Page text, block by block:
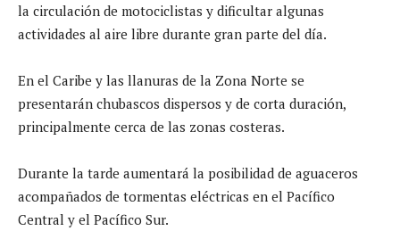
la circulación de motociclistas y dificultar algunas
actividades al aire libre durante gran parte del día.
En el Caribe y las llanuras de la Zona Norte se
presentarán chubascos dispersos y de corta duración,
principalmente cerca de las zonas costeras.
Durante la tarde aumentará la posibilidad de aguaceros
acompañados de tormentas eléctricas en el Pacífico
Central y el Pacífico Sur.